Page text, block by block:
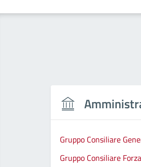
Gruppo Consiliare
Gruppo Consiliare